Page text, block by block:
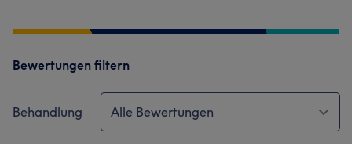
Bewertungen filtern
Behandlung Alle Bewertungen